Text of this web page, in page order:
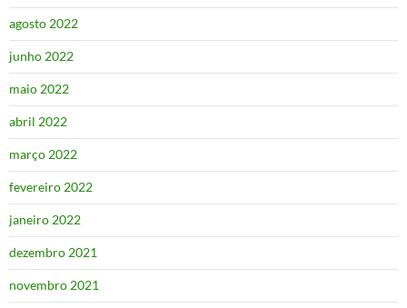
agosto 2022
junho 2022
maio 2022
abril 2022
março 2022
fevereiro 2022
janeiro 2022
dezembro 2021
novembro 2021